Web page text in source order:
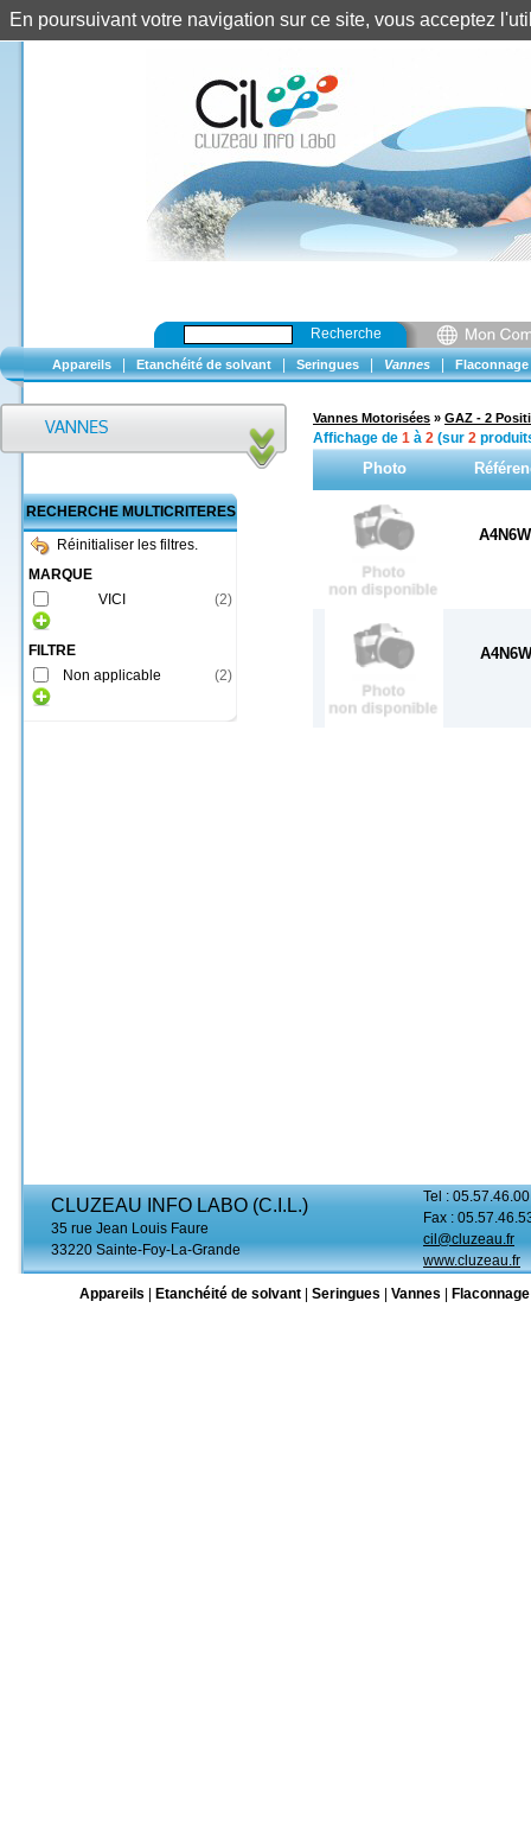
Recherche
Appareils Etanchéité de solvant Seringues Vannes Flaconnage
RECHERCHE MULTICRITERES
Réinitialiser les filtres.
MARQUE
VICI
(2)
FILTRE
Non applicable
(2)
Vannes Motorisées » GAZ - 2
Affichage de 1 à 2 (sur 2
Photo
CLUZEAU INFO LABO (C.I.L.)
35 rue Jean Louis Faure
33220 Sainte-Foy-La-Grande
Tel :
Fax :
cil@cluzeau.fr
www.cluzeau.fr
Appareils
Etanchéité de solvant Seringues Vannes Flaconnage
En poursuivant votre navigation sur ce site, vous acceptez